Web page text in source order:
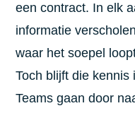
een contract. In elk
informatie
waar het soepel
Toch blijft die kennis
Teams gaan door